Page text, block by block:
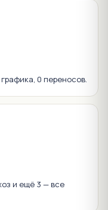
0 переносов.
и ещё 3 — все